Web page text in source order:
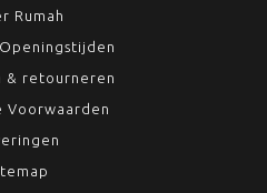
Rumah
& retourneren
Voorwaarden